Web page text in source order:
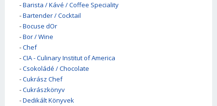
-Barista / Kávé / Coffee Speciality
-Bartender / Cocktail
-Bocuse dOr
-Bor / Wine
-Chef
-CIA - Culinary Institut of America
-Csokoládé / Chocolate
-Cukrász Chef
-Cukrászkönyv
-Dedikált Könyvek